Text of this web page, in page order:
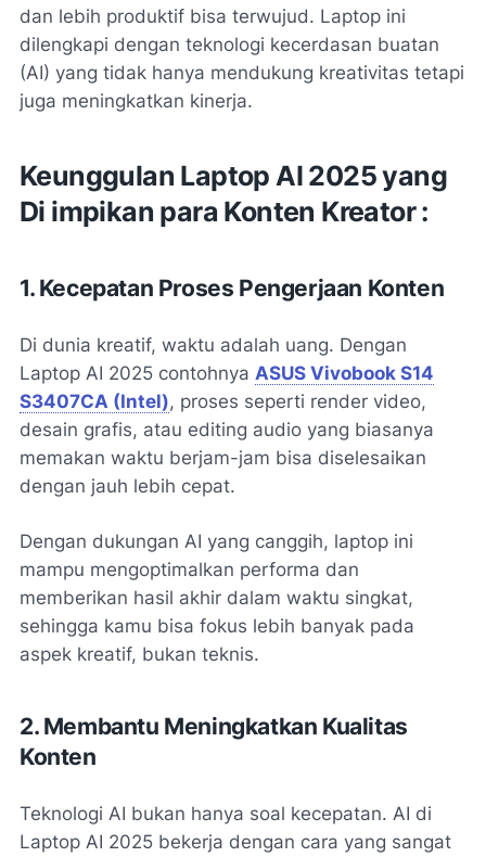
dan lebih produktif bisa terwujud. Laptop ini
dilengkapi dengan teknologi kecerdasan buatan
(AI) yang tidak hanya mendukung kreativitas tetapi
juga meningkatkan kinerja.
Keunggulan Laptop AI 2025 yang
Di impikan para Konten Kreator :
1. Kecepatan Proses Pengerjaan Konten
Di dunia kreatif, waktu adalah uang. Dengan
Laptop AI 2025 contohnya ASUS Vivobook S14
S3407CA (Intel), proses seperti render video,
desain grafis, atau editing audio yang biasanya
memakan waktu berjam-jam bisa diselesaikan
dengan jauh lebih cepat.
Dengan dukungan AI yang canggih, laptop ini
mampu mengoptimalkan performa dan
memberikan hasil akhir dalam waktu singkat,
sehingga kamu bisa fokus lebih banyak pada
aspek kreatif, bukan teknis.
2. Membantu Meningkatkan Kualitas
Konten
Teknologi AI bukan hanya soal kecepatan. AI di
Laptop AI 2025 bekerja dengan cara yang sangat